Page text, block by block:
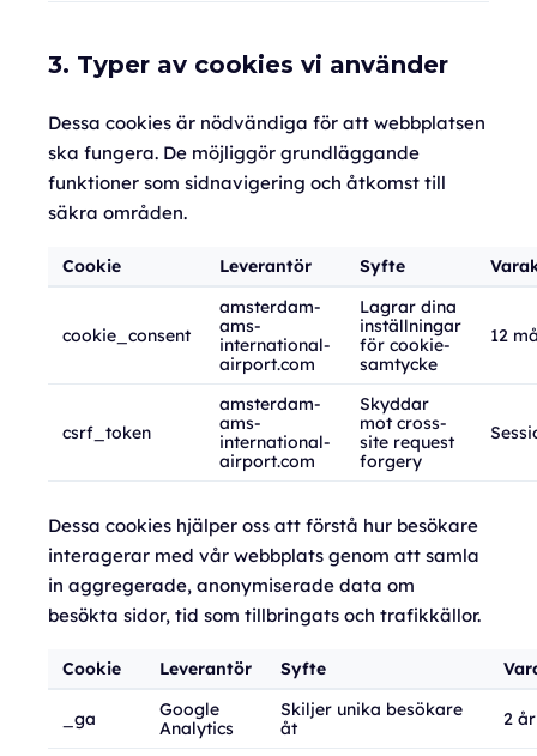
3. Typer av cookies vi använder
Dessa cookies är nödvändiga för att webbplatsen
ska fungera. De möjliggör grundläggande
funktioner som sidnavigering och åtkomst till
säkra områden.
Cookie Leverantör Syfte
cookie_consent
amsterdam-
ams-
international-
airport.com
Lagrar dina
inställningar
för cookie-
samtycke
12
csrf_token
amsterdam-
ams-
international-
airport.com
Skyddar
mot cross-
site request
forgery
Dessa cookies hjälper oss att förstå hur besökare
interagerar med vår webbplats genom att samla
in aggregerade, anonymiserade data om
besökta sidor, tid som tillbringats och trafikkällor.
Cookie Leverantör Syfte
_ga
Google
Analytics
Skiljer unika besökare
åt
2 år